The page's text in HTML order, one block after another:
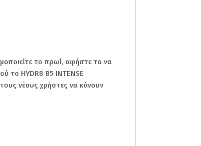
το πρωί, αφήστε το να
το HYDR8 B5 INTENSE
νέους χρήστες να κάνουν